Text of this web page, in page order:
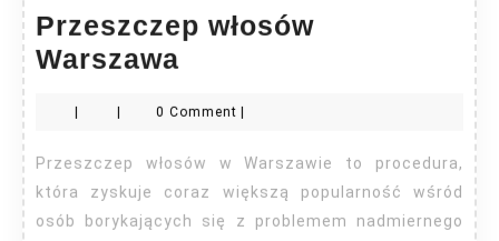
Przeszczep włosów
Warszawa
Warszawa
0 Comment
Przeszczep włosów w Warszawie to procedura,
która zyskuje coraz większą popularność wśród
osób borykających się z problemem nadmiernego